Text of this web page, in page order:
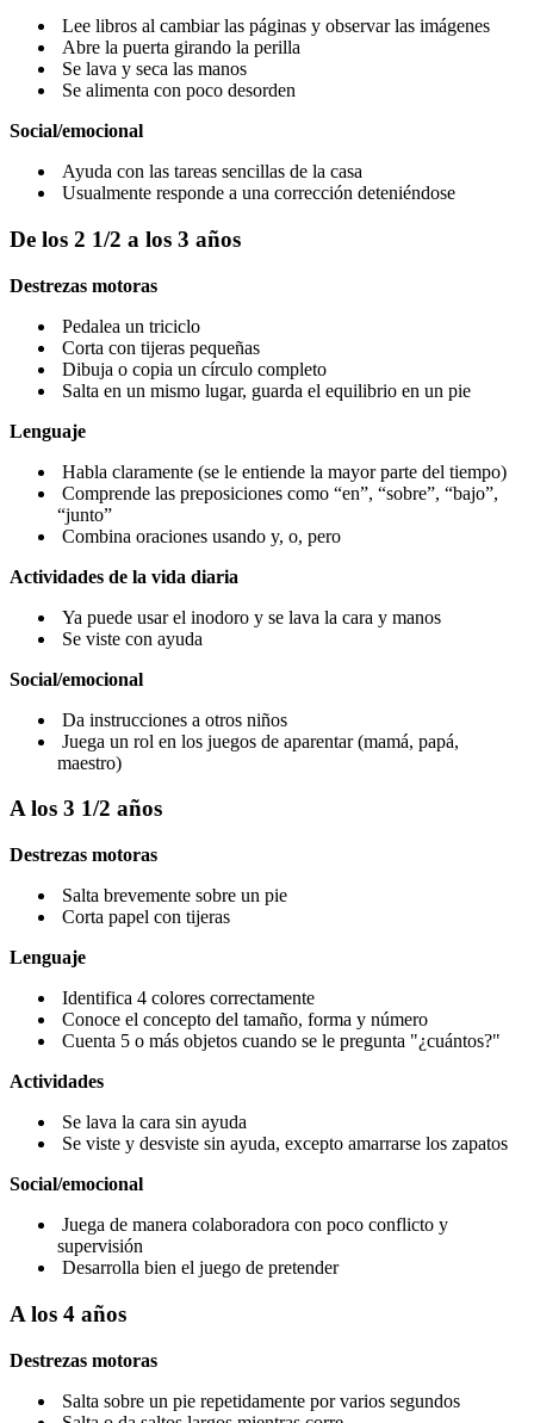
Lee libros al cambiar las páginas y observar las imágenes
Abre la puerta girando la perilla
Se lava y seca las manos
Se alimenta con poco desorden
Social/emocional
Ayuda con las tareas sencillas de la casa
Usualmente responde a una corrección deteniéndose
De los 2 1/2 a los 3 años
Destrezas motoras
Pedalea un triciclo
Corta con tijeras pequeñas
Dibuja o copia un círculo completo
Salta en un mismo lugar, guarda el equilibrio en un pie
Lenguaje
Habla claramente (se le entiende la mayor parte del tiempo)
Comprende las preposiciones como “en”, “sobre”, “bajo”,
“junto”
Combina oraciones usando y, o, pero
Actividades de la vida diaria
Ya puede usar el inodoro y se lava la cara y manos
Se viste con ayuda
Social/emocional
Da instrucciones a otros niños
Juega un rol en los juegos de aparentar (mamá, papá,
maestro)
A los 3 1/2 años
Destrezas motoras
Salta brevemente sobre un pie
Corta papel con tijeras
Lenguaje
Identifica 4 colores correctamente
Conoce el concepto del tamaño, forma y número
Cuenta 5 o más objetos cuando se le pregunta "¿cuántos?"
Actividades
Se lava la cara sin ayuda
Se viste y desviste sin ayuda, excepto amarrarse los zapatos
Social/emocional
Juega de manera colaboradora con poco conflicto y
supervisión
Desarrolla bien el juego de pretender
A los 4 años
Destrezas motoras
Salta sobre un pie repetidamente por varios segundos